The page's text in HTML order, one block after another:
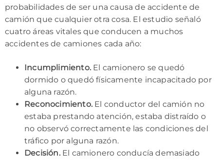
probabilidades de ser una causa de accidente de
camión que cualquier otra cosa. El estudio señaló
cuatro áreas vitales que conducen a muchos
accidentes de camiones cada año:
Incumplimiento. El camionero se quedó
dormido o quedó físicamente incapacitado por
alguna razón.
Reconocimiento. El conductor del camión no
estaba prestando atención, estaba distraído o
no observó correctamente las condiciones del
tráfico por alguna razón.
Decisión. El camionero conducía demasiado